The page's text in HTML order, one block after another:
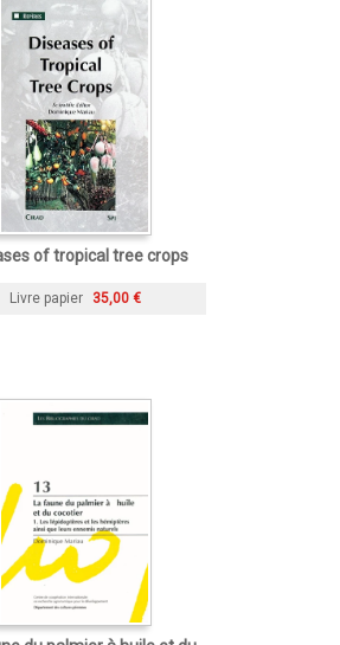
of tropical tree crops
Livre papier 35,00 €